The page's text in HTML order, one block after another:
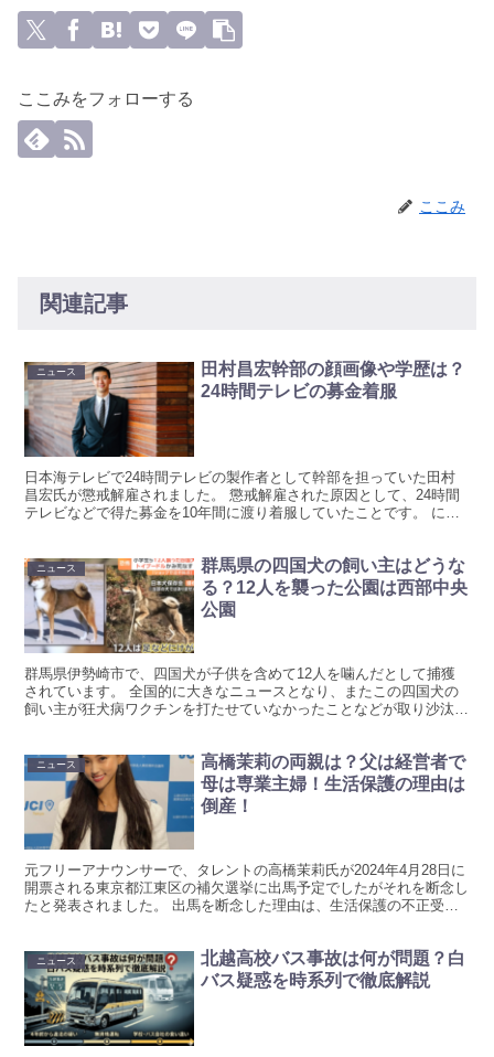
ここみをフォローする
ここみ
関連記事
ニュース
田村昌宏幹部の顔画像や学歴は？
24時間テレビの募金着服
日本海テレビで24時間テレビの製作者として幹部を担っていた田村
昌宏氏が懲戒解雇されました。 懲戒解雇された原因として、24時間
テレビなどで得た募金を10年間に渡り着服していたことです。 にわ
ニュース
群馬県の四国犬の飼い主はどうな
る？12人を襲った公園は西部中央
公園
群馬県伊勢崎市で、四国犬が子供を含めて12人を噛んだとして捕獲
されています。 全国的に大きなニュースとなり、またこの四国犬の
飼い主が狂犬病ワクチンを打たせていなかったことなどが取り沙汰さ
ニュース
高橋茉莉の両親は？父は経営者で
母は専業主婦！生活保護の理由は
倒産！
元フリーアナウンサーで、タレントの高橋茉莉氏が2024年4月28日に
開票される東京都江東区の補欠選挙に出馬予定でしたがそれを断念し
たと発表されました。 出馬を断念した理由は、生活保護の不正受給
ニュース
北越高校バス事故は何が問題？白
バス疑惑を時系列で徹底解説